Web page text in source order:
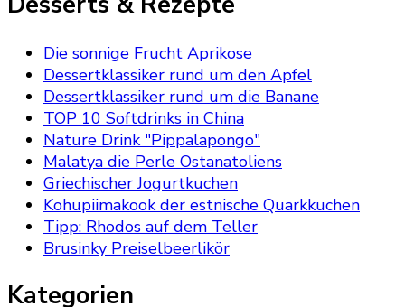
Die sonnige Frucht Aprikose
Dessertklassiker rund um den Apfel
Dessertklassiker rund um die Banane
TOP 10 Softdrinks in China
Nature Drink "Pippalapongo"
Malatya die Perle Ostanatoliens
Griechischer Jogurtkuchen
Kohupiimakook der estnische Quarkkuchen
Tipp: Rhodos auf dem Teller
Brusinky Preiselbeerlikör
Kategorien